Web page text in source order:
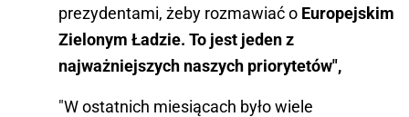
prezydentami, żeby rozmawiać o Europejskim
Zielonym Ładzie. To jest jeden z
najważniejszych naszych priorytetów",
"W ostatnich miesiącach było wiele